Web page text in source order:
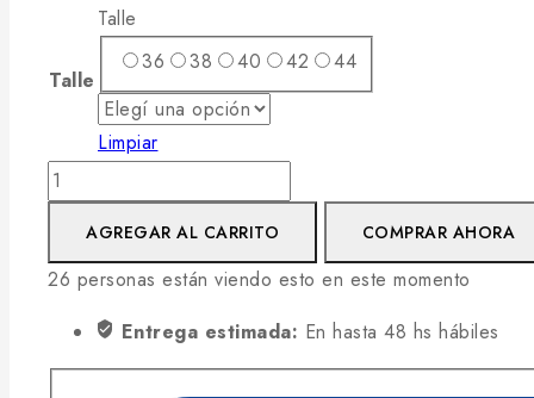
Talle
Talle
36
38 40 42 44
Limpiar
AGREGAR AL CARRITO COMPRAR AHORA
26 personas están viendo esto en este momento
Entrega estimada: En hasta 48 hs hábiles